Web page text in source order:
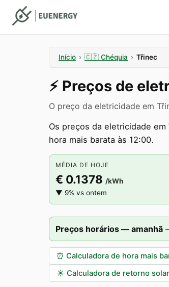
Início › 🇨🇿 Chéquia › Třinec
⚡️ Preços de
O preço da eletricidade em
Os preços da eletricidade em
hora mais barata às 12:00.
MÉDIA DE HOJE
€ 0.1378 /kWh
▼ 9% vs ontem
Preços horários — amanhã
⏰ Calculadora de hora mais
☀️ Calculadora de retorno solar